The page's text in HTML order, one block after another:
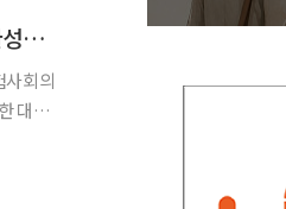
위험사회 안전·효과적 재난관리 방법은…재난안전위기관리협·한성대 세미나
사회의